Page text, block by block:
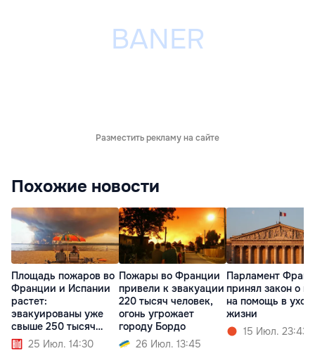
Разместить рекламу на сайте
Похожие новости
Площадь пожаров во
Франции и Испании
растет:
эвакуированы уже
свыше 250 тысяч
человек
25 Июл. 14:30
Пожары во Франции
привели к эвакуации
220 тысяч человек,
огонь угрожает
городу Бордо
26 Июл. 13:45
Парламент
принял закон о
на помощь в
жизни
15 Июл. 23:43